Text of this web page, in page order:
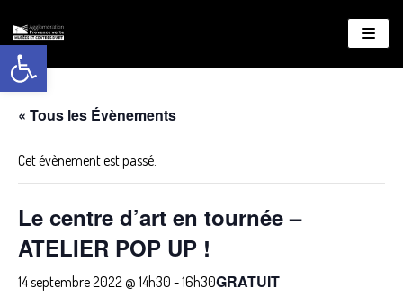
Ouvrir la barre d’outils
Aller
au
contenu
« Tous les Évènements
Cet évènement est passé.
Le centre d’art en tournée –
ATELIER POP UP !
14 septembre 2022 @ 14h30 -16h30GRATUIT